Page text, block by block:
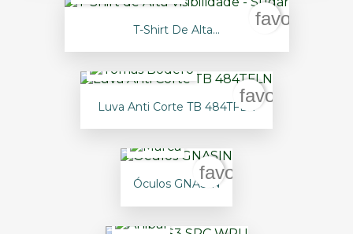
T-Shirt De Alta...
Luva Anti Corte TB 484TFLN
Óculos GNASIN
favorite_border